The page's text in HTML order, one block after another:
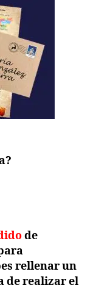
de
rellenar un
de realizar el